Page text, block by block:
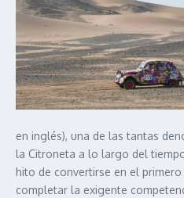
en inglés), una de las tantas
la Citroneta a lo largo del
hito de convertirse en el
completar la exigente